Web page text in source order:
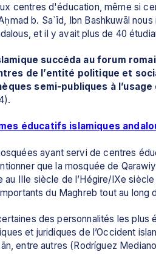
centres d'éducation, même si
b. Sa`īd, Ibn Bashkuwāl
et il y avait plus de 40
succéda au forum
de l’entité politique et
semi-publiques à
éducatifs islamiques
ayant servi de centres
que la mosquée de
IIIe siècle de l’Hégire/IXe
du Maghreb tout au long
des personnalités les plus
et juridiques de l’Occident
entre autres (Rodríguez